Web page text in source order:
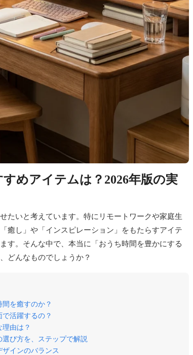
めアイテムは？2026年版の実
たいと考えています。特にリモートワークや家庭生
癒し」や「インスピレーション」をもたらすアイテ
す。そんな中で、本当に「おうち時間を豊かにする
どんなものでしょうか？
を癒すのか？
活躍するの？
由は？
び方を、ステップで解説
インのバランス